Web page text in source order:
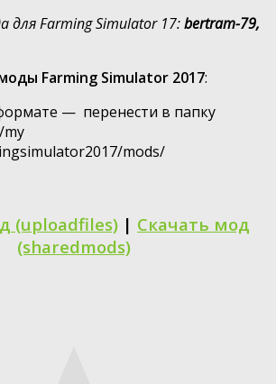
для Farming Simulator 17:bertram-79,
Farming Simulator 2017:
— перенести в папку
mods/
(uploadfiles) | Скачать мод
(sharedmods)